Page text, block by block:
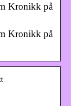
Kronikk på
Kronikk på